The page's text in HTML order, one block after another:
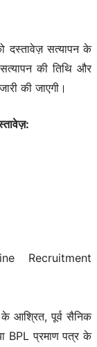
दस्तावेज़ सत्यापन के
की तिथि और
की जाएगी।
Recruitment
आश्रित, पूर्व सैनिक
BPL प्रमाण पत्र के